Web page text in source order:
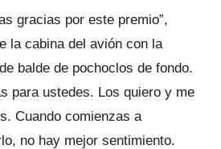
gracias por este premio”,
la cabina del avión con la
balde de pochoclos de fondo.
para ustedes. Los quiero y me
Cuando comienzas a
no hay mejor sentimiento.